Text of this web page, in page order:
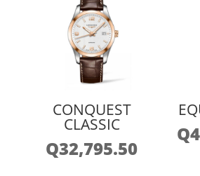
CONQUEST
CLASSIC
Q32,795.50
Q